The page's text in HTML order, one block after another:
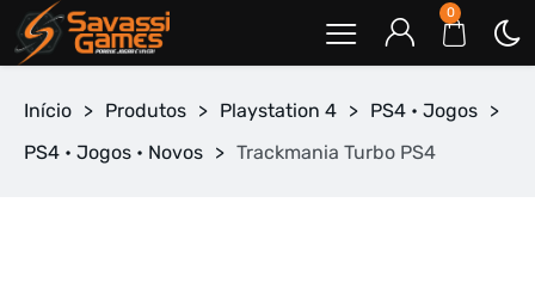
0
Início > Produtos > Playstation 4 > PS4 • Jogos >
PS4 • Jogos • Novos > Trackmania Turbo PS4